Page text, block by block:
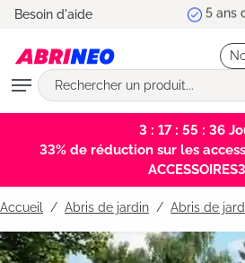
principal
Besoin d'aide 5 ans
3 : 17 : 55 : 35
33% de réduction sur les
Accueil Abris de jardin / Abris de
Bildergalerie überspringen